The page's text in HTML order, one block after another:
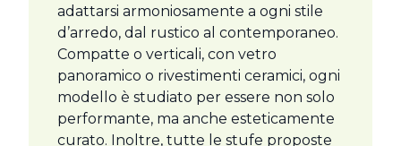
adattarsi armoniosamente a ogni stile
d’arredo, dal rustico al contemporaneo.
Compatte o verticali, con vetro
panoramico o rivestimenti ceramici, ogni
modello è studiato per essere non solo
performante, ma anche esteticamente
curato. Inoltre, tutte le stufe proposte